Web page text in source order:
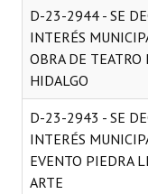
Audiencias Públicas
Mujeres que
Periodistas
Ciudadano Ilustre -
Banca del Vecino -
D-23-2944 - SE
INTERÉS
OBRA DE TEATRO
HIDALGO
D-23-2943 - SE
INTERÉS
EVENTO PIEDRA
ARTE